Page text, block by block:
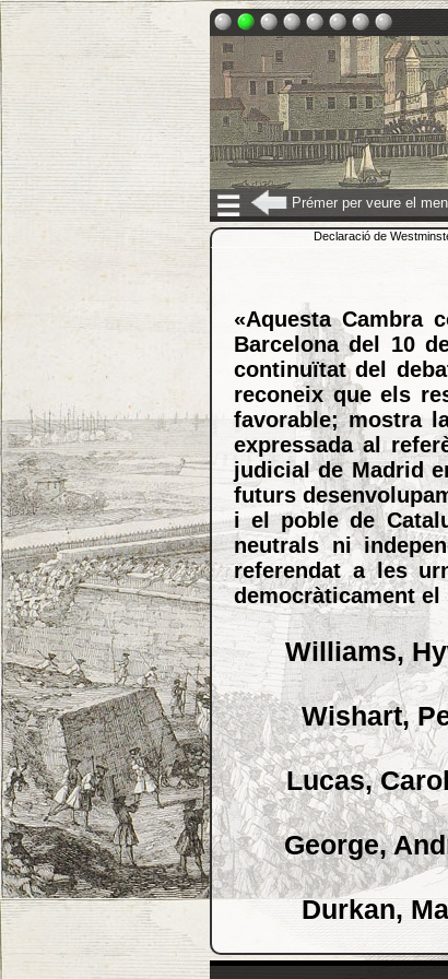
☰ Prémer per veure el
Declaració de
«Aquesta Cambra
Barcelona del 10
continuïtat del
reconeix que els
favorable; mostra
expressada al
judicial de Madrid
futurs
i el poble de
neutrals ni
referendat a les
democràticament
Williams,
Wishart,
Lucas,
George,
Durkan,